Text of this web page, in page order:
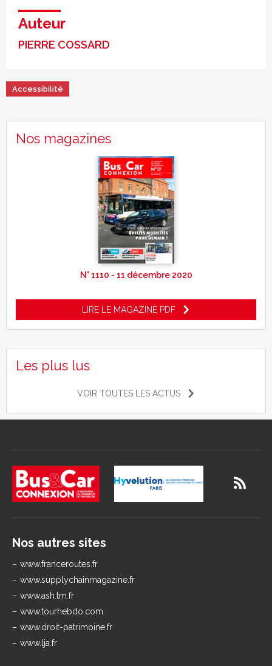
Auteur
PIERRE COSSARD
Accessibilité
Nos magazines
N° 1110 - 11 décembre 2020
LIRE LE MAGAZINE PDF
Les plus lus
VOIR TOUTES LES ACTUS
Nos autres sites
www.franceroutes.fr
www.supplychainmagazine.fr
www.ash.tm.fr
www.tourhebdo.com
www.droit-patrimoine.fr
www.lja.fr